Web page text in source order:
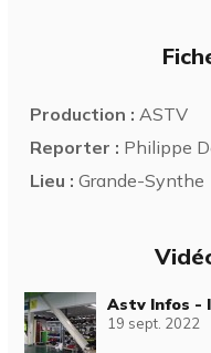
Production : ASTV
Reporter : Philippe
Lieu : Grande-Synthe
Astv Infos -
19 sept. 2022